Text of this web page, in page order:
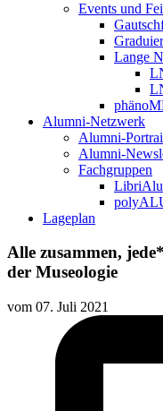
Events und
Lange
Alumni-Netzwerk
Alumni-
Alumni-
Fachgruppen
Lageplan
Alle zusammen,
der Museologie
vom 07. Juli 2021